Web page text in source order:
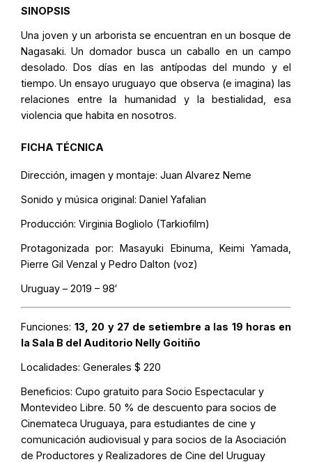
SINOPSIS
Una joven y un arborista se encuentran en un bosque de
Nagasaki. Un domador busca un caballo en un campo
desolado. Dos días en las antípodas del mundo y el
tiempo. Un ensayo uruguayo que observa (e imagina) las
relaciones entre la humanidad y la bestialidad, esa
violencia que habita en nosotros.
FICHA TÉCNICA
Dirección, imagen y montaje: Juan Alvarez Neme
Sonido y música original: Daniel Yafalian
Producción: Virginia Bogliolo (Tarkiofilm)
Protagonizada por: Masayuki Ebinuma, Keimi Yamada,
Pierre Gil Venzal y Pedro Dalton (voz)
Uruguay – 2019 – 98′
Funciones: 13, 20 y 27 de setiembre a las 19 horas en
la Sala B del Auditorio Nelly Goitiño
Localidades: Generales $ 220
Beneficios: Cupo gratuito para Socio Espectacular y
Montevideo Libre. 50 % de descuento para socios de
Cinemateca Uruguaya, para estudiantes de cine y
comunicación audiovisual y para socios de la Asociación
de Productores y Realizadores de Cine del Uruguay